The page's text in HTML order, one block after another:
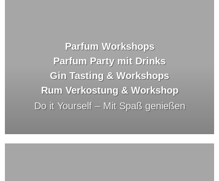
Parfum Workshops
Parfum Party mit Drinks
Gin Tasting & Workshops
Rum Verkostung & Workshop
Do it Yourself –Mit Spaß genießen